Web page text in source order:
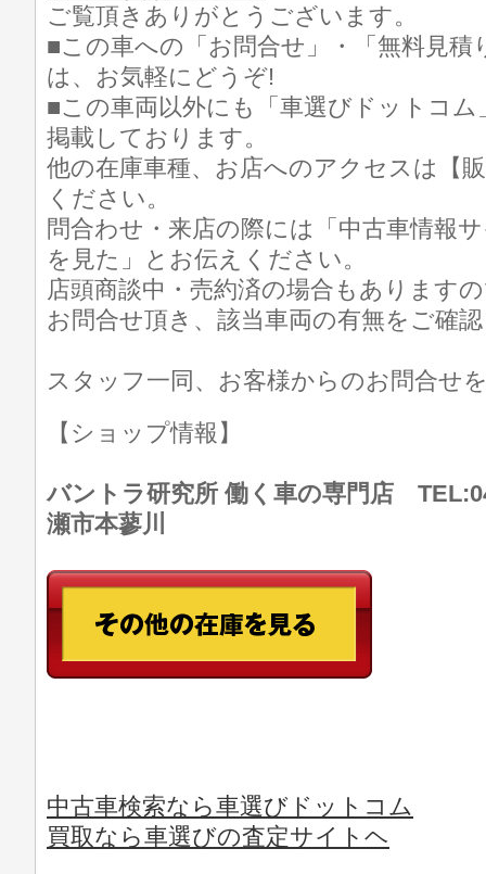
ご覧頂きありがとうございます。
■この車への「お問合せ」・「無料見積
は、お気軽にどうぞ!
■この車両以外にも「車選びドットコ
掲載しております。
他の在庫車種、お店へのアクセスは【
ください。
問合わせ・来店の際には「中古車情報
を見た」とお伝えください。
店頭商談中・売約済の場合もあります
お問合せ頂き、該当車両の有無をご確
スタッフ一同、お客様からのお問合せ
【ショップ情報】
バントラ研究所 働く車の専門店
瀬市本蓼川
中古車検索なら車選びドットコム
買取なら車選びの査定サイトヘ